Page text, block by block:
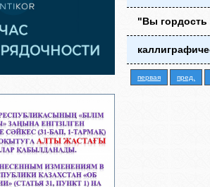
"Вы гордость
первая пред.